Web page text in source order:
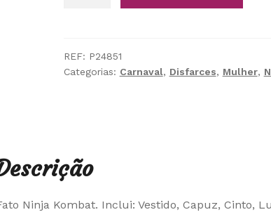
Kombat
REF: P24851
Categorias: Carnaval, Disfarces, Mulher,
Ninja Kombat. Inclui: Vestido, Capuz, Cinto,